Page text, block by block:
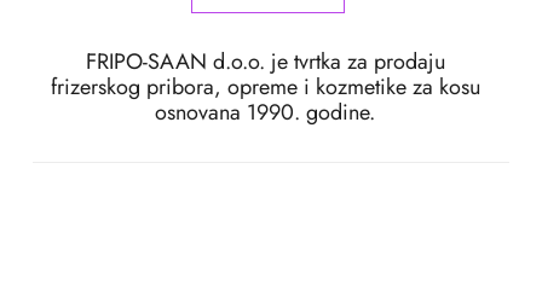
FRIPO-SAAN d.o.o. je tvrtka za prodaju
frizerskog pribora, opreme i kozmetike za kosu
osnovana 1990. godine.